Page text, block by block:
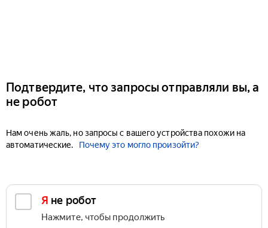
Подтвердите, что запросы отправляли вы, а
не робот
Нам очень жаль, но запросы с вашего устройства похожи на
автоматические.
Почему это могло произойти?
Я не робот
Нажмите, чтобы продолжить